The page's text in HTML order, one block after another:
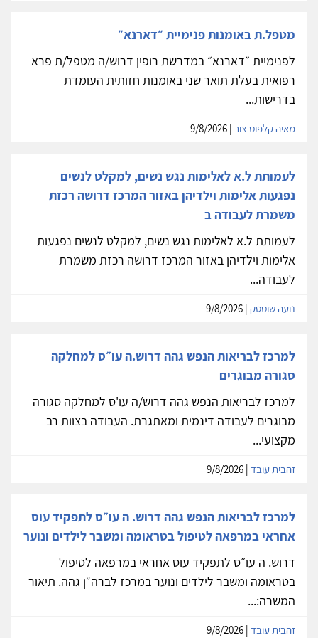
מטפל.ת באומנות פנימיית ״דארנא״
לפנימיית ״דארנא״ במדרשת רופין דרוש/ה מטפל/ת פרא
רפואית בעלת תואר שני באומנות חזותית העומדת
בדרישות...
מאיה קלפוס צור
לעמותת ל.א לאלימות נגש נשים, למקלט לנשים
נפגעות אלימות וילדיהן באזור המרכז דרושה רכזת
משמרת לעבודה ב
לעמותת ל.א לאלימות נגש נשים, למקלט לנשים נפגעות
אלימות וילדיהן באזור המרכז דרושה רכזת משמרת
לעבודה...
נועה שוסטק
למרכז לבריאות הנפש גהה דרוש.ה עו״ס למחלקה
סגורה מבוגרים
למרכז לבריאות הנפש גהה דרוש/ה עו'ס למחלקה סגורה
מבוגרים לעבודה דינמית ומאתגרת. העבודה בצוות רב
מקצועי...
זהבית עובד
למרכז לבריאות הנפש גהה דרוש. ה עו״ס לתפקיד עוס
אחראי במרפאה לטיפול בטראומה ומשבר לילדים ונוער
דרוש. ה עו״ס לתפקיד עוס אחראי במרפאה לטיפול
בטראומה ומשבר לילדים ונוער במרכז לברה״ן גהה. תיאור
המשרה:...
זהבית עובד